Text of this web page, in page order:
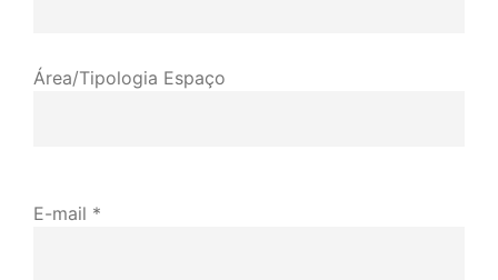
Área/Tipologia Espaço
E-mail *